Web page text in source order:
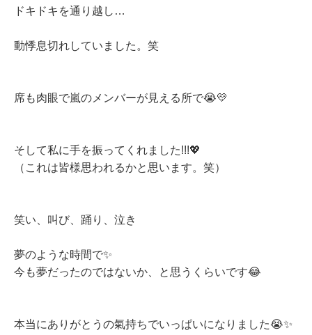
ドキドキを通り越し…
動悸息切れしていました。笑
席も肉眼で嵐のメンバーが見える所で😭💛
そして私に手を振ってくれました!!!💖
（これは皆様思われるかと思います。笑）
笑い、叫び、踊り、泣き
夢のような時間で✨
今も夢だったのではないか、と思うくらいです😂
本当にありがとうの氣持ちでいっぱいになりました😭✨